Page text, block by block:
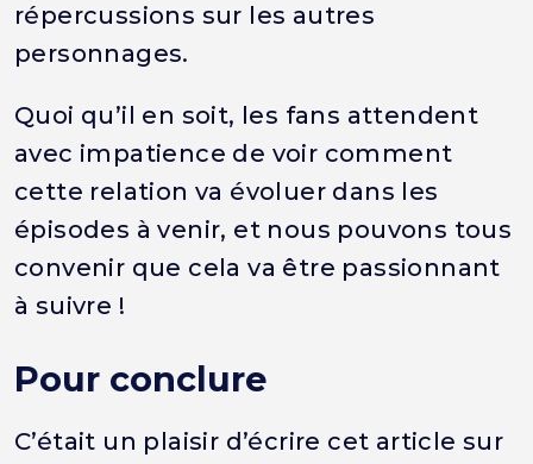
répercussions sur les autres
personnages.
Quoi qu’il en soit, les fans attendent
avec impatience de voir comment
cette relation va évoluer dans les
épisodes à venir, et nous pouvons tous
convenir que cela va être passionnant
à suivre !
Pour conclure
C’était un plaisir d’écrire cet article sur